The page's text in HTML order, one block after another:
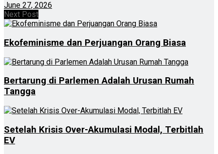
June 27, 2026
Next Post
Ekofeminisme dan Perjuangan Orang Biasa
Bertarung di Parlemen Adalah Urusan Rumah
Tangga
Setelah Krisis Over-Akumulasi Modal, Terbitlah
EV